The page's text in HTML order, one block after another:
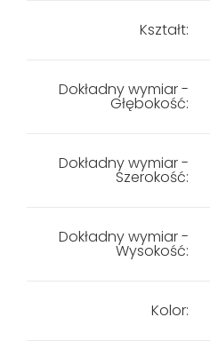
Kształt:
Dokładny wymiar -
Głębokość:
Dokładny wymiar -
Szerokość:
Dokładny wymiar -
Wysokość:
Kolor: